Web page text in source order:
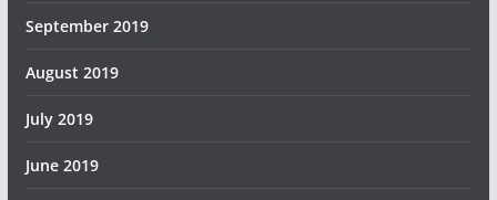
September 2019
August 2019
July 2019
June 2019